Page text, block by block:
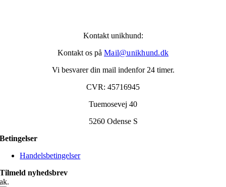
Kontakt unikhund:
Kontakt os på Mail@unikhund.dk
Vi besvarer din mail indenfor 24 timer.
CVR: 45716945
Tuemosevej 40
5260 Odense S
Betingelser
Handelsbetingelser
Tilmeld nyhedsbrev